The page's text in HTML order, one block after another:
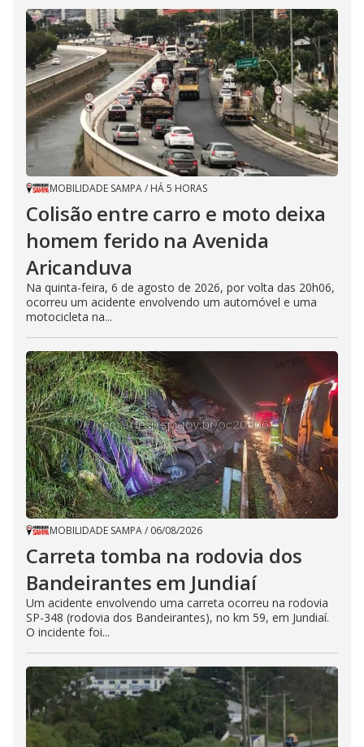
MOBILIDADE SAMPA/ HÁ 5 HORAS
Colisão entre carro e moto deixa
homem ferido na Avenida
Aricanduva
Na quinta-feira, 6 de agosto de 2026, por volta das 20h06,
ocorreu um acidente envolvendo um automóvel e uma
motocicleta na...
MOBILIDADE SAMPA/ 06/08/2026
Carreta tomba na rodovia dos
Bandeirantes em Jundiaí
Um acidente envolvendo uma carreta ocorreu na rodovia
SP-348 (rodovia dos Bandeirantes), no km 59, em Jundiaí.
O incidente foi...